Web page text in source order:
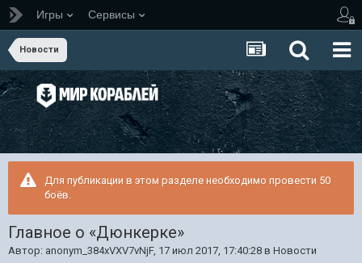
Игры Сервисы
Новости
Для публикации в этом разделе необходимо провести 50
боёв.
Главное о «Дюнкерке»
Автор: anonym_384xVXV7vNjF, 17 июл 2017, 17:40:28 в Новости